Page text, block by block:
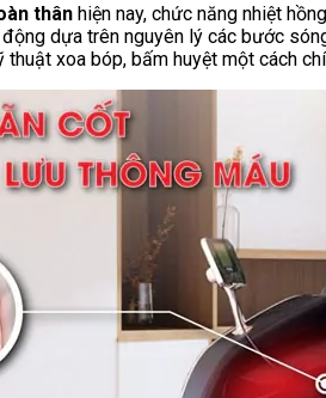
thân hiện nay, chức năng nhiệt
dựa trên nguyên lý các bước
xoa bóp, bấm huyệt một cách